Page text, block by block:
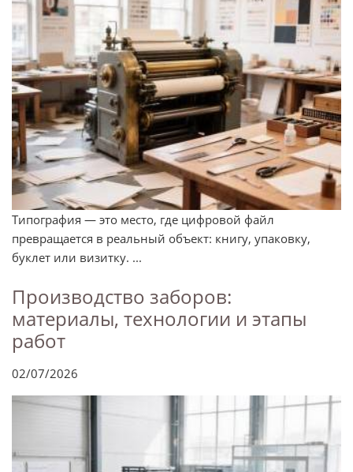
Типография — это место, где цифровой файл
превращается в реальный объект: книгу, упаковку,
буклет или визитку. ...
Производство заборов:
материалы, технологии и этапы
работ
02/07/2026